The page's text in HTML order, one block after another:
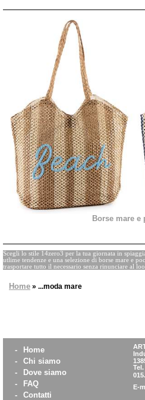
Borse mare e
Scegli lo stile 14zero3 per la tua giornata in
utlime tendenze e una selezione di borse mare e
trasportare tutto il necessario senza rinunciare al
Home » ...moda mare
-
Home
-
Chi siamo
-
Dove siamo
-
FAQ
-
Contatti
Tel.
E-